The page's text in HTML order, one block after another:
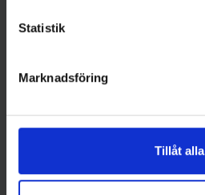
Statistik
Marknadsföring
Tillåt alla